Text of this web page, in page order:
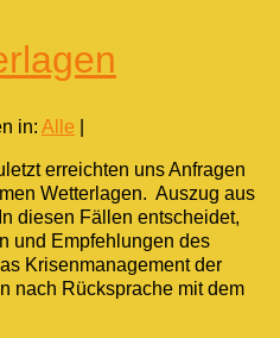
in: Alle
erreichten uns Anfragen
Wetterlagen. Auszug aus
diesen Fällen entscheidet,
und Empfehlungen des
Krisenmanagement der
nach Rücksprache mit dem